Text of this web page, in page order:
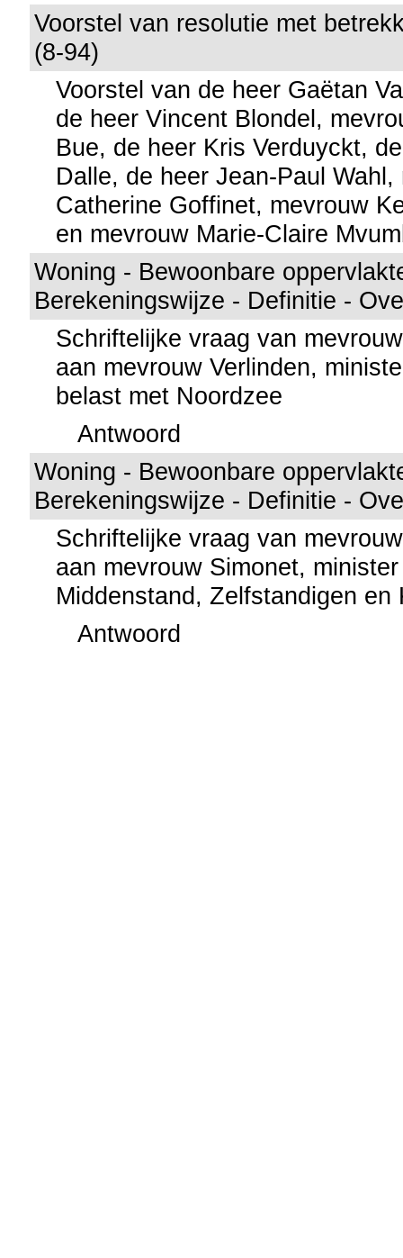
Voorstel van resolutie met
(8-94)
Voorstel van de heer Gaëtan
de heer Vincent Blondel,
Bue, de heer Kris Verduyckt,
Dalle, de heer Jean-Paul Wahl,
Catherine Goffinet, mevrouw
en mevrouw Marie-Claire
Woning - Bewoonbare
Berekeningswijze - Definitie -
Schriftelijke vraag van
aan mevrouw Verlinden,
belast met Noordzee
Antwoord
Woning - Bewoonbare
Berekeningswijze - Definitie -
Schriftelijke vraag van
aan mevrouw Simonet,
Middenstand, Zelfstandigen en
Antwoord